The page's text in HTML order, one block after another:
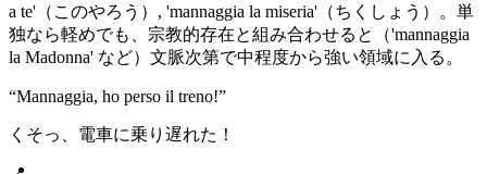
a te'（このやろう）, 'mannaggia la miseria'（ちくしょう）。単
独なら軽めでも、宗教的存在と組み合わせると（'mannaggia
la Madonna' など）文脈次第で中程度から強い領域に入る。
“Mannaggia, ho perso il treno!”
くそっ、電車に乗り遅れた！